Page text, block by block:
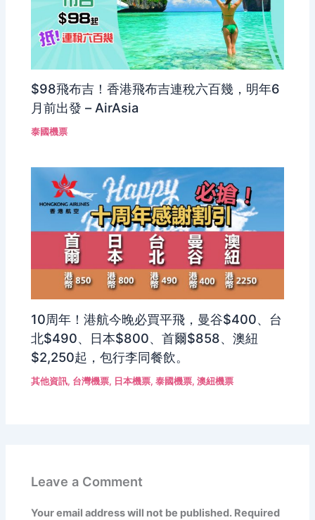
$98飛布吉！香港飛布吉連稅六百幾，明年6
月前出發 – AirAsia
泰國機票
10周年！港航今晚必買平飛，曼谷$400、台
北$490、日本$800、首爾$858、澳紐
$2,250起，包行李同餐飲。
其他資訊, 台灣機票, 日本機票,泰國機票,澳紐機票
Leave a Comment
Your email address will not be published. Required